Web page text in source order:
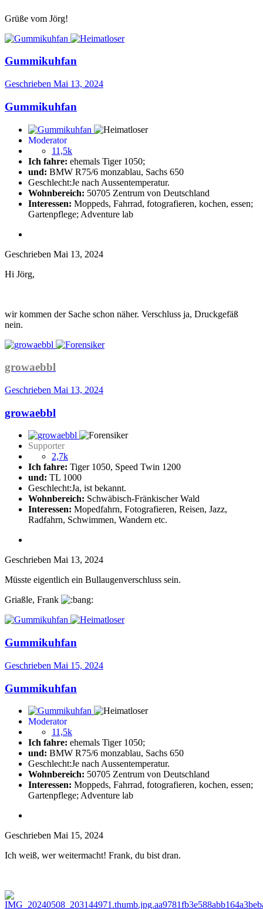
Grüße vom Jörg!
Gummikuhfan
Geschrieben Mai 13, 2024
Gummikuhfan
Moderator
11,5k
Ich fahre: ehemals Tiger 1050;
und: BMW R75/6 monzablau, Sachs 650
Geschlecht:Je nach Aussentemperatur.
Wohnbereich: 50705 Zentrum von Deutschland
Interessen: Moppeds, Fahrrad, fotografieren, kochen, essen;
Gartenpflege; Adventure lab
Geschrieben Mai 13, 2024
Hi Jörg,
wir kommen der Sache schon näher. Verschluss ja, Druckgefäß
nein.
growaebbl
Geschrieben Mai 13, 2024
growaebbl
Supporter
2,7k
Ich fahre: Tiger 1050, Speed Twin 1200
und: TL 1000
Geschlecht:Ja, ist bekannt.
Wohnbereich: Schwäbisch-Fränkischer Wald
Interessen: Mopedfahrn, Fotografieren, Reisen, Jazz,
Radfahrn, Schwimmen, Wandern etc.
Geschrieben Mai 13, 2024
Müsste eigentlich ein Bullaugenverschluss sein.
Griaßle, Frank
Gummikuhfan
Geschrieben Mai 15, 2024
Gummikuhfan
Moderator
11,5k
Ich fahre: ehemals Tiger 1050;
und: BMW R75/6 monzablau, Sachs 650
Geschlecht:Je nach Aussentemperatur.
Wohnbereich: 50705 Zentrum von Deutschland
Interessen: Moppeds, Fahrrad, fotografieren, kochen, essen;
Gartenpflege; Adventure lab
Geschrieben Mai 15, 2024
Ich weiß, wer weitermacht! Frank, du bist dran.